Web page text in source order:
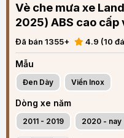
Vè che mưa xe
2025) ABS cao cấp
Đã bán 1355+ 4.9 (10
Mẫu
Đen Dày Viền Inox
Dòng xe năm
2011 - 2019 2020 - nay